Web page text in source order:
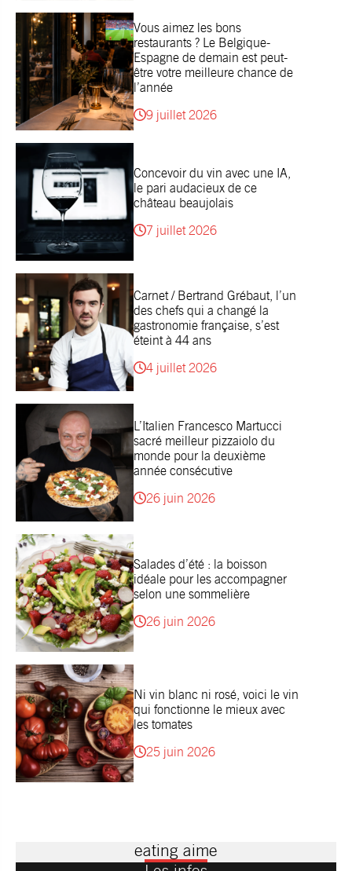
Vous aimez les bons
restaurants ? Le Belgique-
Espagne de demain est peut-
être votre meilleure chance de
l’année
9 juillet 2026
Concevoir du vin avec une IA,
le pari audacieux de ce
château beaujolais
7 juillet 2026
Carnet / Bertrand Grébaut, l’un
des chefs qui a changé la
gastronomie française, s’est
éteint à 44 ans
4 juillet 2026
L’Italien Francesco Martucci
sacré meilleur pizzaiolo du
monde pour la deuxième
année consécutive
26 juin 2026
Salades d’été : la boisson
idéale pour les accompagner
selon une sommelière
26 juin 2026
Ni vin blanc ni rosé, voici le vin
qui fonctionne le mieux avec
les tomates
25 juin 2026
eating aime